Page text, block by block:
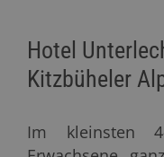
Hotel
Kitzbüheler
Im kleinsten